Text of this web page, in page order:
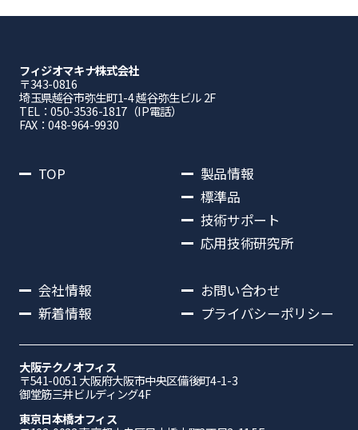
フィジオマキナ株式会社
〒343-0816
埼⽟県越⾕市弥⽣町1-4 越⾕弥⽣ビル 2F
TEL：050-3536-1817（IP電話）
FAX：048-964-9930
TOP
製品情報
標準品
技術サポート
応用技術研究所
会社情報
新着情報
お問い合わせ
プライバシーポリシー
大阪テクノオフィス
〒541-0051 ⼤阪府⼤阪市中央区備後町4-1-3
御堂筋三井ビルディング4F
東京日本橋オフィス